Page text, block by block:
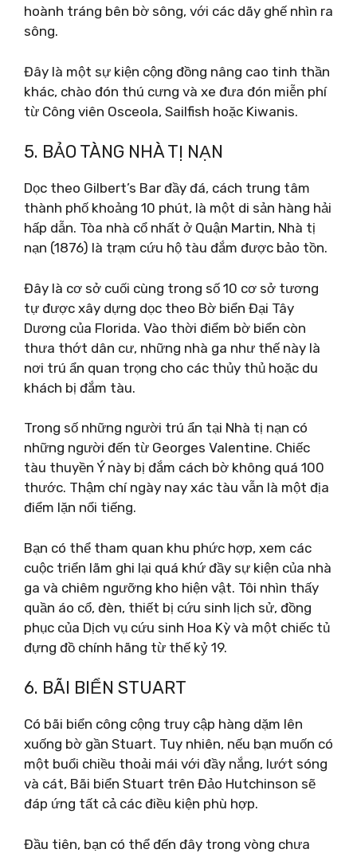
hoành tráng bên bờ sông, với các dãy ghế nhìn ra
sông.
Đây là một sự kiện cộng đồng nâng cao tinh thần
khác, chào đón thú cưng và xe đưa đón miễn phí
từ Công viên Osceola, Sailfish hoặc Kiwanis.
5. BẢO TÀNG NHÀ TỊ NẠN
Dọc theo Gilbert’s Bar đầy đá, cách trung tâm
thành phố khoảng 10 phút, là một di sản hàng hải
hấp dẫn. Tòa nhà cổ nhất ở Quận Martin, Nhà tị
nạn (1876) là trạm cứu hộ tàu đắm được bảo tồn.
Đây là cơ sở cuối cùng trong số 10 cơ sở tương
tự được xây dựng dọc theo Bờ biển Đại Tây
Dương của Florida. Vào thời điểm bờ biển còn
thưa thớt dân cư, những nhà ga như thế này là
nơi trú ẩn quan trọng cho các thủy thủ hoặc du
khách bị đắm tàu.
Trong số những người trú ẩn tại Nhà tị nạn có
những người đến từ Georges Valentine. Chiếc
tàu thuyền Ý này bị đắm cách bờ không quá 100
thước. Thậm chí ngày nay xác tàu vẫn là một địa
điểm lặn nổi tiếng.
Bạn có thể tham quan khu phức hợp, xem các
cuộc triển lãm ghi lại quá khứ đầy sự kiện của nhà
ga và chiêm ngưỡng kho hiện vật. Tôi nhìn thấy
quần áo cổ, đèn, thiết bị cứu sinh lịch sử, đồng
phục của Dịch vụ cứu sinh Hoa Kỳ và một chiếc tủ
đựng đồ chính hãng từ thế kỷ 19.
6. BÃI BIỂN STUART
Có bãi biển công cộng truy cập hàng dặm lên
xuống bờ gần Stuart. Tuy nhiên, nếu bạn muốn có
một buổi chiều thoải mái với đầy nắng, lướt sóng
và cát, Bãi biển Stuart trên Đảo Hutchinson sẽ
đáp ứng tất cả các điều kiện phù hợp.
Đầu tiên, bạn có thể đến đây trong vòng chưa